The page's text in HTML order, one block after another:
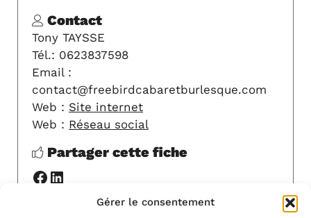
Gérer le consentement
Contact
Tony TAYSSE
Tél.: 0623837598
Email :
contact@freebirdcabaretburlesque.com
Web : Site internet
Web : Réseau social
Partager cette fiche
Facebook
LinkedIn